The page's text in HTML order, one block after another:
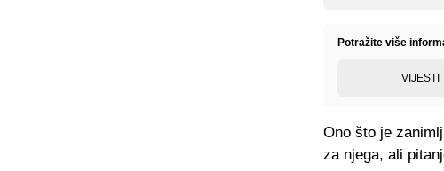
Potražite više
VIJESTI
Ono što je
za njega, ali